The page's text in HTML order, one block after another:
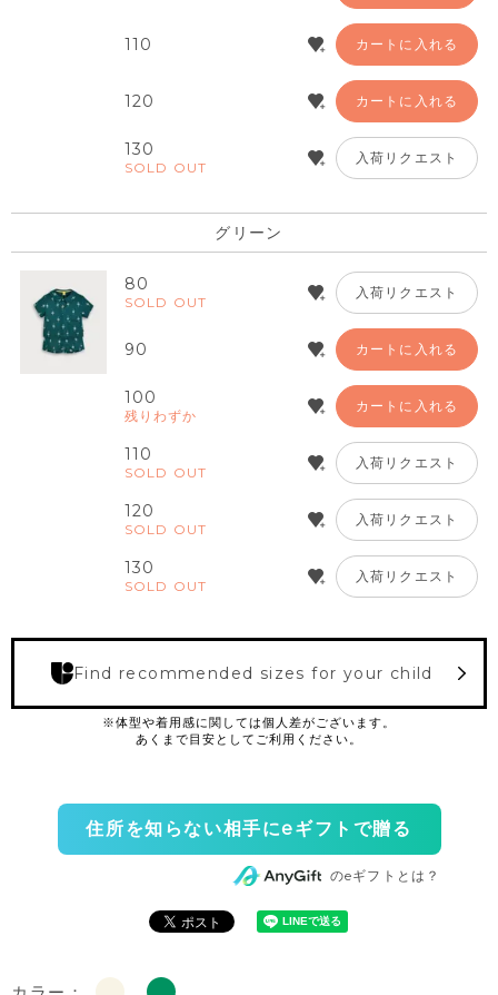
110 カートに入れる
120 カートに入れる
130
SOLD OUT
入荷リクエスト
グリーン
80
SOLD OUT
入荷リクエスト
90 カートに入れる
100
残りわずか
カートに入れる
110
SOLD OUT
入荷リクエスト
120
SOLD OUT
入荷リクエスト
130
SOLD OUT
入荷リクエスト
Find recommended sizes for your child
住所を知らない相手にeギフトで贈る
のeギフトとは？